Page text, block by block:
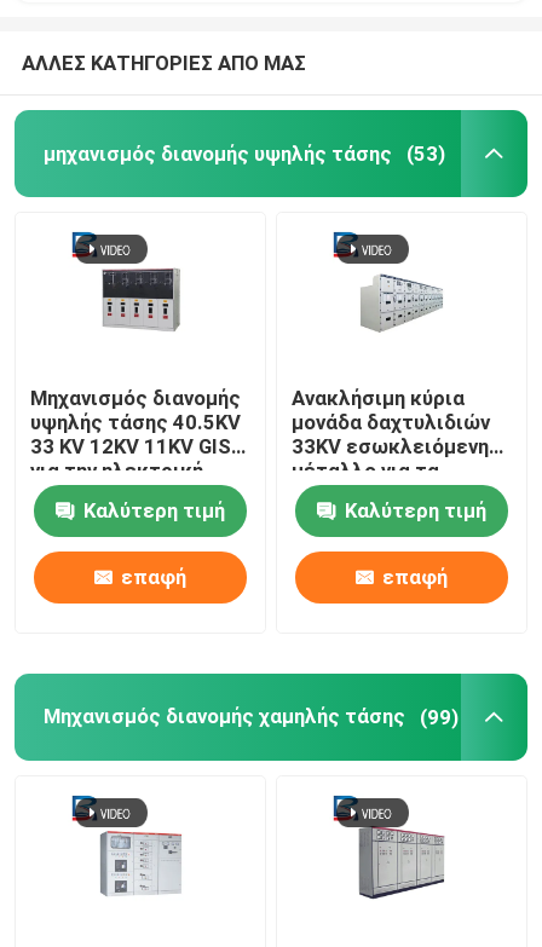
ΑΛΛΕΣ ΚΑΤΗΓΟΡΙΕΣ ΑΠΟ ΜΑΣ
μηχανισμός διανομής υψηλής τάσης (53)
Μηχανισμός διανομής
υψηλής τάσης 40.5KV
33 KV 12KV 11KV GIS
για την ηλεκτρική
παραγωγή
Καλύτερη τιμή
επαφή
Ανακλήσιμη κύρια
μονάδα δαχτυλιδιών
33KV εσωκλειόμενη
μέταλλο για τα
ηλεκτρικά συστήματα
πλέγματοςΚαλύτερη τιμή
επαφή
Μηχανισμός διανομής χαμηλής τάσης (99)